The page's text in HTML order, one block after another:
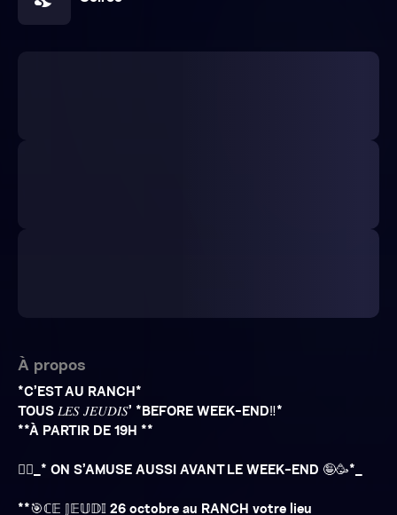
À propos
*C’EST AU RANCH*
TOUS 𝐿𝐸𝑆 𝐽𝐸𝑈𝐷𝐼𝑆’ *BEFORE WEEK-END‼️*
**À PARTIR DE 19H **
🤷‍♀️_* ON S’AMUSE AUSSI AVANT LE WEEK-END 🤪🥳*_
**🎯ℂ𝔼 𝕁𝔼𝕌𝔻𝕀 26 octobre au RANCH votre lieu